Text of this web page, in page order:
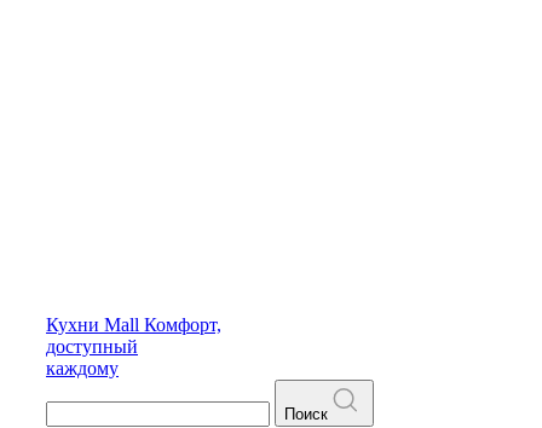
Кухни Mall Комфорт,
доступный
каждому
Поиск